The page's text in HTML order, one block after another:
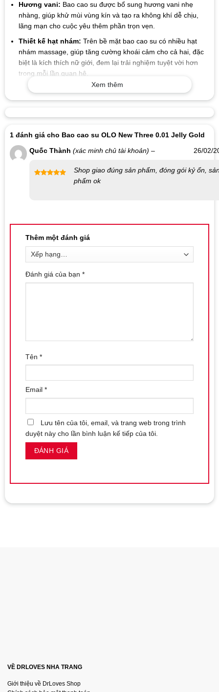
Hương vani: Bao cao su được bổ sung hương vani nhẹ
nhàng, giúp khử mùi vùng kín và tạo ra không khí dễ chịu,
lãng mạn cho cuộc yêu thêm phần trọn vẹn.
Thiết kế hạt nhám: Trên bề mặt bao cao su có nhiều hạt
nhám massage, giúp tăng cường khoái cảm cho cả hai, đặc
biệt là kích thích nữ giới, đem lại trải nghiệm tuyệt vời hơn
trong mỗi lần quan hệ.
Chất liệu cao cấp:
Làm từ cao su thiên nhiên cao cấp, an
toàn cho sức khỏe, không gây kích ứng da. Gel bôi trơn
hơn.
Kích thước:Chiều rộng 52mm ± 2mm, phù hợp với đa số nam
giới Việt Nam, đảm bảo vừa vặn và thoải mái khi sử dụng.
Quy cách:Hộp 10 chiếc
Kiểm tra bên ngoài vỏ bao cao su, đảm bảo bao
còn độ phồng, không bị thủng, xẹp và còn trong hạn sử
dụng.
Cẩn thận dồn bao cao su về một góc và xé góc còn
Sau quan hệ:Sau khi quan hệ, giữ đầu bao và từ từ rút
Vứt bỏ:Thắt nút miệng bao và bỏ vào thùng rác.
Lưu ý:
Bảo quản bao cao su ở nơi khô ráo, thoáng mát, tránh ánh
nắng trực tiếp và nơi có nhiệt độ cao.
Không để bao cao su tiếp xúc với các vật sắc nhọn như trang
sức, móc khóa, đồng hồ để tránh rách bao.
Xem thêm
1 đánh giá cho Bao cao su OLO New Three 0.01 Jelly Gold
Quốc Thành (xác minh chủ tài khoản) – 26/02/
Shop giao đúng sản phẩm, đóng gói kỷ ổn,
phẩm ok
Thêm một đánh giá
Đánh giá của bạn *
Tên *
Email *
Lưu tên của tôi, email, và trang web trong trình
duyệt này cho lần bình luận kế tiếp của tôi.
VỀ DRLOVES NHA TRANG
Giới thiệu về DrLoves Shop